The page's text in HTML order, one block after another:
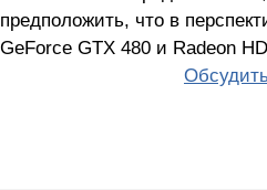
предположить, что в
GeForce GTX 480 и Radeon